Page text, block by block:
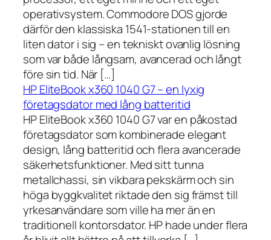
operativsystem. Commodore DOS gjorde
därför den klassiska 1541-stationen till en
liten dator i sig – en tekniskt ovanlig lösning
som var både långsam, avancerad och långt
före sin tid. När […]
HP EliteBook x360 1040 G7 – en lyxig
företagsdator med lång batteritid
HP EliteBook x360 1040 G7 var en påkostad
företagsdator som kombinerade elegant
design, lång batteritid och flera avancerade
säkerhetsfunktioner. Med sitt tunna
metallchassi, sin vikbara pekskärm och sin
höga byggkvalitet riktade den sig främst till
yrkesanvändare som ville ha mer än en
traditionell kontorsdator. HP hade under flera